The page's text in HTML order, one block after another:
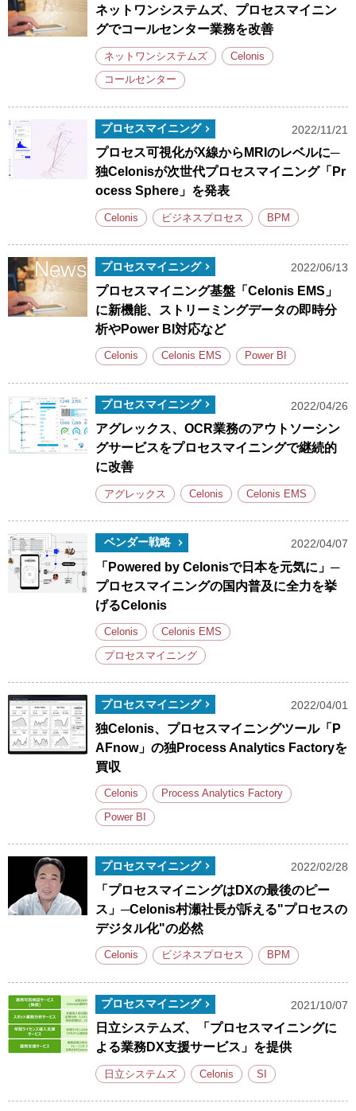
ネットワンシステムズ、プロセスマイニン
グでコールセンター業務を改善
ネットワンシステムズ Celonis
コールセンター
プロセスマイニング 2022/11/21
プロセス可視化がX線からMRIのレベルに─
独Celonisが次世代プロセスマイニング「Pr
ocess Sphere」を発表
Celonis ビジネスプロセス BPM
プロセスマイニング 2022/06/13
プロセスマイニング基盤「Celonis EMS」
に新機能、ストリーミングデータの即時分
析やPower BI対応など
Celonis Celonis EMS Power BI
プロセスマイニング 2022/04/26
アグレックス、OCR業務のアウトソーシン
グサービスをプロセスマイニングで継続的
に改善
アグレックス Celonis Celonis EMS
ベンダー戦略 2022/04/07
「Powered by Celonisで日本を元気に」─
プロセスマイニングの国内普及に全力を挙
げるCelonis
Celonis Celonis EMS
プロセスマイニング
プロセスマイニング 2022/04/01
独Celonis、プロセスマイニングツール「P
AFnow」の独Process Analytics Factoryを
買収
Celonis Process Analytics Factory
Power BI
プロセスマイニング 2022/02/28
「プロセスマイニングはDXの最後のピー
ス」─Celonis村瀬社長が訴える"プロセスの
デジタル化"の必然
Celonis ビジネスプロセス BPM
プロセスマイニング 2021/10/07
日立システムズ、「プロセスマイニングに
よる業務DX支援サービス」を提供
日立システムズ Celonis SI